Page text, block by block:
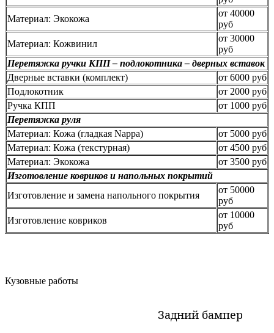
Материал: Экокожа
от 40000
руб
Материал: Кожвинил
от 30000
руб
Перетяжка ручки КПП – подлокотника – дверных вставок
Дверные вставки (комплект)
от 6000 руб
Подлокотник
от 2000 руб
Ручка КПП
от 1000 руб
Перетяжка руля
Материал: Кожа (гладкая Nappa)
от 5000 руб
Материал: Кожа (текстурная)
от 4500 руб
Материал: Экокожа
от 3500 руб
Изготовление ковриков и напольных покрытий
Изготовление и замена напольного покрытия
от 50000
руб
Изготовление ковриков
от 10000
руб
Кузовные работы
Задний бампер